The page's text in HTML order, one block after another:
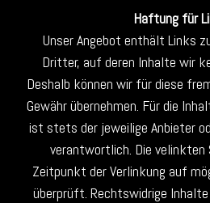
Haftung für
Unser Angebot enthält Links
Dritter, auf deren Inhalte wir
Deshalb können wir für diese
Gewähr übernehmen. Für die
ist stets der jeweilige Anbieter
verantwortlich. Die velinkten
Zeitpunkt der Verlinkung auf
überprüft. Rechtswidrige